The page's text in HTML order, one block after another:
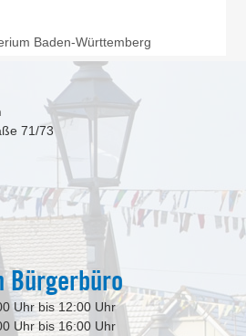
Baden-Württemberg
71/73
Bürgerbüro
Uhr bis 12:00 Uhr
Uhr bis 16:00 Uhr